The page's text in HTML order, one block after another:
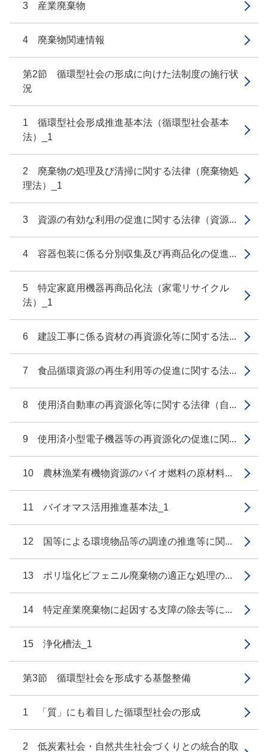
3 産業廃棄物
4 廃棄物関連情報
第2節 循環型社会の形成に向けた法制度の施行状
況
1 循環型社会形成推進基本法（循環型社会基本
法）_1
2 廃棄物の処理及び清掃に関する法律（廃棄物処
理法）_1
3 資源の有効な利用の促進に関する法律（資源...
4 容器包装に係る分別収集及び再商品化の促進...
5 特定家庭用機器再商品化法（家電リサイクル
法）_1
6 建設工事に係る資材の再資源化等に関する法...
7 食品循環資源の再生利用等の促進に関する法...
8 使用済自動車の再資源化等に関する法律（自...
9 使用済小型電子機器等の再資源化の促進に関...
10 農林漁業有機物資源のバイオ燃料の原材料...
11 バイオマス活用推進基本法_1
12 国等による環境物品等の調達の推進等に関...
13 ポリ塩化ビフェニル廃棄物の適正な処理の...
14 特定産業廃棄物に起因する支障の除去等に...
15 浄化槽法_1
第3節 循環型社会を形成する基盤整備
1 「質」にも着目した循環型社会の形成
2 低炭素社会・自然共生社会づくりとの統合的取